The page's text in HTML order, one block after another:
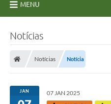
MENU
Licitações
Notícias
Notícias Notícia
JAN 07 JAN 2025